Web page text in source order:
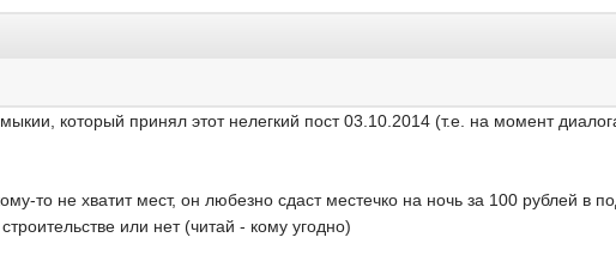
который принял этот нелегкий пост 03.10.2014 (т.е. на момент
то не хватит мест, он любезно сдаст местечко на ночь за 100 рублей в
или нет (читай - кому угодно)